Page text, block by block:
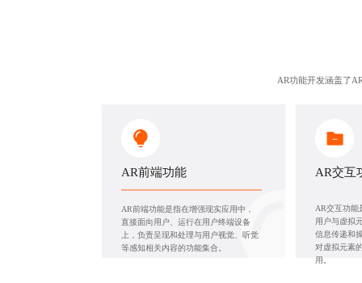
AR功能开发涵盖了
AR前端功能
AR前端功能是指在增强现实应用中，
直接面向用户、运行在用户终端设备
上，负责呈现和处理与用户视觉、听觉
等感知相关内容的功能集合。
AR交互
AR交互功能
用户与虚拟
信息传递和
对虚拟元素
用。